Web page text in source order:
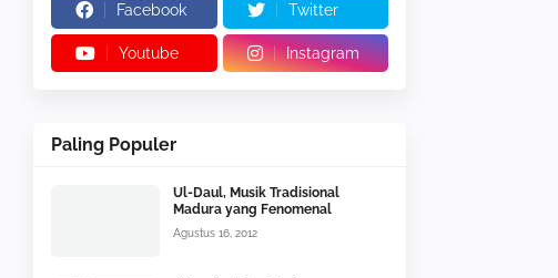
Facebook Twitter
Youtube Instagram
Paling Populer
Ul-Daul, Musik Tradisional
Madura yang Fenomenal
Agustus 16, 2012